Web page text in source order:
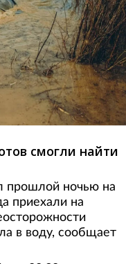
смогли найти
прошлой ночью на
приехали на
в воду, сообщает